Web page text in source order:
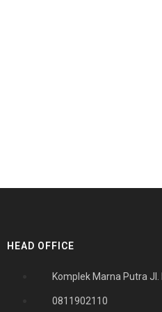
HEAD OFFICE
Komplek Marna Putra
0811902110